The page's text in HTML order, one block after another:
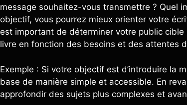
message souhaitez-vous transmettre ? Quel
objectif, vous pourrez mieux orienter votre
est important de déterminer votre public
livre en fonction des besoins et des attentes
Exemple : Si votre objectif est d’introduire la
base de manière simple et accessible. En
approfondir des sujets plus complexes et